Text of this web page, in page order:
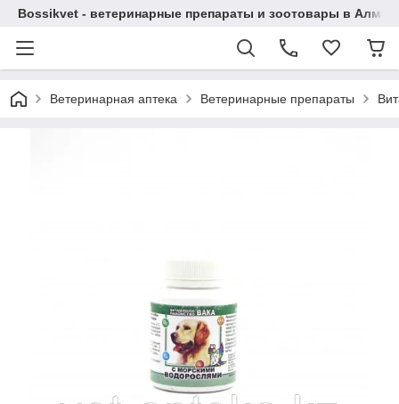
Bossikvet - ветеринарные препараты и зоотовары в
Ветеринарная аптека Ветеринарные препараты